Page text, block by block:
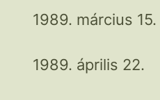
1989. március 15.
1989. április 22.